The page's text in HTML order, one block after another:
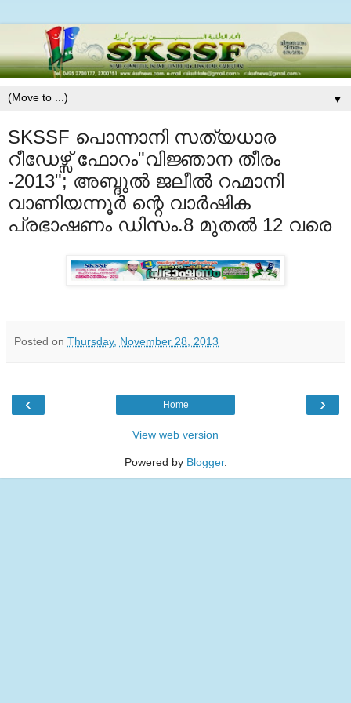
▼
SKSSF പൊന്നാനി സത്യധാര
റീഡേഴ്സ് ഫോറം"വിജ്ഞാന തീരം
-2013"; അബ്ദുൽ ജലീൽ റഹ്മാനി
വാണിയന്നൂർ ന്റെ വാർഷിക
പ്രഭാഷണം ഡിസം.8 മുതല്‍ 12 വരെ
Posted on Thursday, November 28, 2013
‹ ›
Home
View web version
Powered by Blogger.